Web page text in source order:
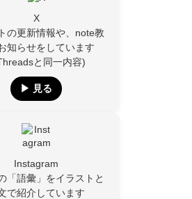
X
の更新情報や、note教
知らせをしています
と同一内容)
▶︎ 見る
Instagram
「語彙」をイラストと
で紹介しています